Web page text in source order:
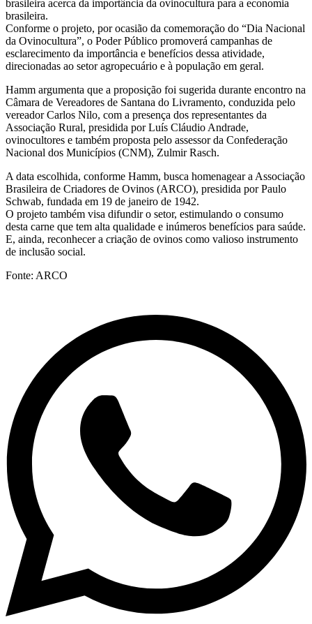
brasileira acerca da importância da ovinocultura para a economia
brasileira.
Conforme o projeto, por ocasião da comemoração do “Dia Nacional
da Ovinocultura”, o Poder Público promoverá campanhas de
esclarecimento da importância e benefícios dessa atividade,
direcionadas ao setor agropecuário e à população em geral.
Hamm argumenta que a proposição foi sugerida durante encontro na
Câmara de Vereadores de Santana do Livramento, conduzida pelo
vereador Carlos Nilo, com a presença dos representantes da
Associação Rural, presidida por Luís Cláudio Andrade,
ovinocultores e também proposta pelo assessor da Confederação
Nacional dos Municípios (CNM), Zulmir Rasch.
A data escolhida, conforme Hamm, busca homenagear a Associação
Brasileira de Criadores de Ovinos (ARCO), presidida por Paulo
Schwab, fundada em 19 de janeiro de 1942.
O projeto também visa difundir o setor, estimulando o consumo
desta carne que tem alta qualidade e inúmeros benefícios para saúde.
E, ainda, reconhecer a criação de ovinos como valioso instrumento
de inclusão social.
Fonte: ARCO